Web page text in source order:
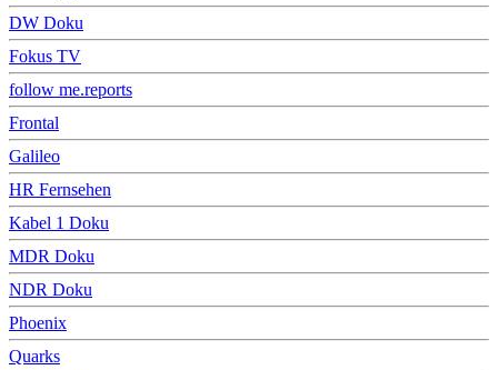
DW Doku
Fokus TV
follow me.reports
Frontal
Galileo
HR Fernsehen
Kabel 1 Doku
MDR Doku
NDR Doku
Phoenix
Quarks